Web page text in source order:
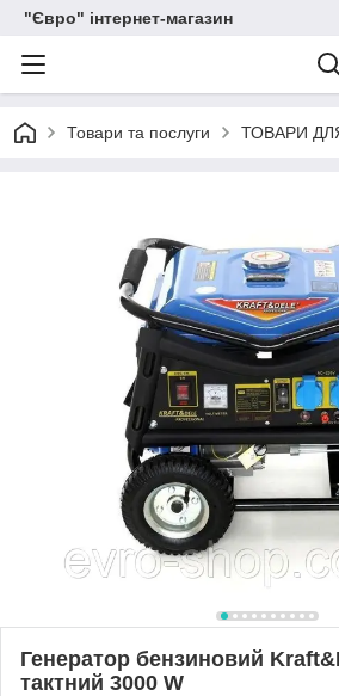
"Євро" інтернет-магазин
Товари та послуги ТОВАРИ
Генератор бензиновий
тактний 3000 W